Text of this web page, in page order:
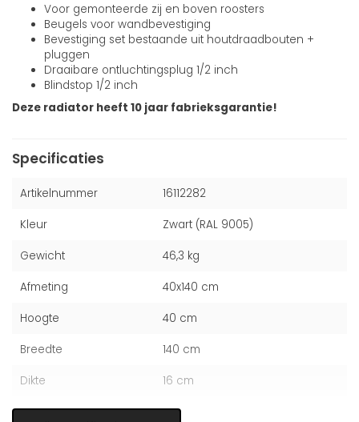
Voor gemonteerde zij en boven roosters
Beugels voor wandbevestiging
Bevestiging set bestaande uit houtdraadbouten +
pluggen
Draaibare ontluchtingsplug 1/2 inch
Blindstop 1/2 inch
Deze radiator heeft 10 jaar fabrieksgarantie!
Specificaties
Artikelnummer 16112282
Kleur Zwart (RAL 9005)
Gewicht 46,3 kg
Afmeting 40x140 cm
Hoogte 40 cm
Breedte 140 cm
Dikte 16 cm